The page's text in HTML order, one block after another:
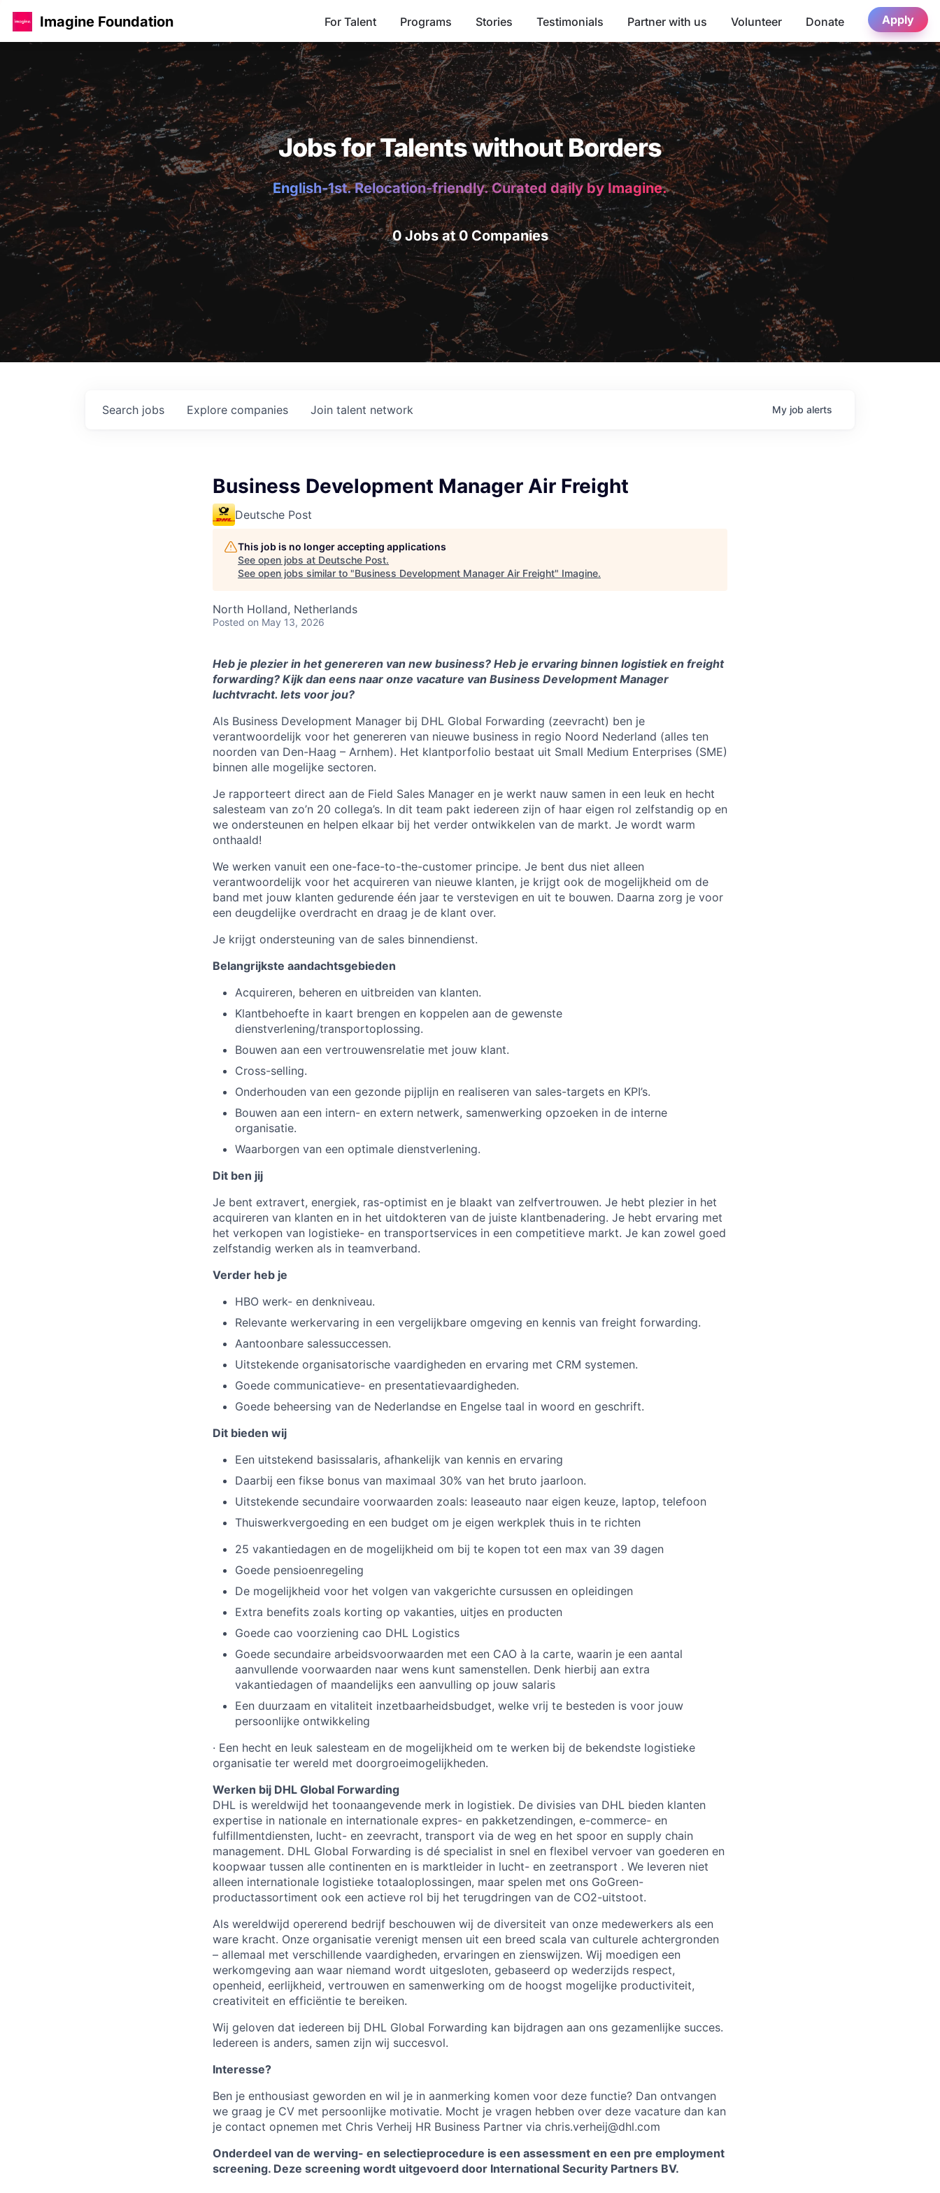
Imagine Foundation For Talent Programs Stories Testimonials Partner with us Volunteer Donate Apply
Jobs for Talents without Borders
English-1st. Relocation-friendly. Curated daily by Imagine.
0 Jobs at 0 Companies
Search jobs Explore companies Join talent network My job alerts
Business Development Manager Air Freight
Deutsche Post
This job is no longer accepting applications
See open jobs at Deutsche Post.
See open jobs similar to "Business Development Manager Air Freight" Imagine.
North Holland, Netherlands
Posted on May 13, 2026
Heb je plezier in het genereren van new business? Heb je ervaring binnen logistiek en freight
forwarding? Kijk dan eens naar onze vacature van Business Development Manager
luchtvracht. Iets voor jou?
Als Business Development Manager bij DHL Global Forwarding (zeevracht) ben je
verantwoordelijk voor het genereren van nieuwe business in regio Noord Nederland (alles ten
noorden van Den-Haag – Arnhem). Het klantporfolio bestaat uit Small Medium Enterprises (SME)
binnen alle mogelijke sectoren.
Je rapporteert direct aan de Field Sales Manager en je werkt nauw samen in een leuk en hecht
salesteam van zo’n 20 collega’s. In dit team pakt iedereen zijn of haar eigen rol zelfstandig op en
we ondersteunen en helpen elkaar bij het verder ontwikkelen van de markt. Je wordt warm
onthaald!
We werken vanuit een one-face-to-the-customer principe. Je bent dus niet alleen
verantwoordelijk voor het acquireren van nieuwe klanten, je krijgt ook de mogelijkheid om de
band met jouw klanten gedurende één jaar te verstevigen en uit te bouwen. Daarna zorg je voor
een deugdelijke overdracht en draag je de klant over.
Je krijgt ondersteuning van de sales binnendienst.
Belangrijkste aandachtsgebieden
Acquireren, beheren en uitbreiden van klanten.
Klantbehoefte in kaart brengen en koppelen aan de gewenste
dienstverlening/transportoplossing.
Bouwen aan een vertrouwensrelatie met jouw klant.
Cross-selling.
Onderhouden van een gezonde pijplijn en realiseren van sales-targets en KPI’s.
Bouwen aan een intern- en extern netwerk, samenwerking opzoeken in de interne
organisatie.
Waarborgen van een optimale dienstverlening.
Dit ben jij
Je bent extravert, energiek, ras-optimist en je blaakt van zelfvertrouwen. Je hebt plezier in het
acquireren van klanten en in het uitdokteren van de juiste klantbenadering. Je hebt ervaring met
het verkopen van logistieke- en transportservices in een competitieve markt. Je kan zowel goed
zelfstandig werken als in teamverband.
Verder heb je
HBO werk- en denkniveau.
Relevante werkervaring in een vergelijkbare omgeving en kennis van freight forwarding.
Aantoonbare salessuccessen.
Uitstekende organisatorische vaardigheden en ervaring met CRM systemen.
Goede communicatieve- en presentatievaardigheden.
Goede beheersing van de Nederlandse en Engelse taal in woord en geschrift.
Dit bieden wij
Een uitstekend basissalaris, afhankelijk van kennis en ervaring
Daarbij een fikse bonus van maximaal 30% van het bruto jaarloon.
Uitstekende secundaire voorwaarden zoals: leaseauto naar eigen keuze, laptop, telefoon
Thuiswerkvergoeding en een budget om je eigen werkplek thuis in te richten
25 vakantiedagen en de mogelijkheid om bij te kopen tot een max van 39 dagen
Goede pensioenregeling
De mogelijkheid voor het volgen van vakgerichte cursussen en opleidingen
Extra benefits zoals korting op vakanties, uitjes en producten
Goede cao voorziening cao DHL Logistics
Goede secundaire arbeidsvoorwaarden met een CAO à la carte, waarin je een aantal
aanvullende voorwaarden naar wens kunt samenstellen. Denk hierbij aan extra
vakantiedagen of maandelijks een aanvulling op jouw salaris
Een duurzaam en vitaliteit inzetbaarheidsbudget, welke vrij te besteden is voor jouw
persoonlijke ontwikkeling
· Een hecht en leuk salesteam en de mogelijkheid om te werken bij de bekendste logistieke
organisatie ter wereld met doorgroeimogelijkheden.
Werken bij DHL Global Forwarding
DHL is wereldwijd het toonaangevende merk in logistiek. De divisies van DHL bieden klanten
expertise in nationale en internationale expres- en pakketzendingen, e-commerce- en
fulfillmentdiensten, lucht- en zeevracht, transport via de weg en het spoor en supply chain
management. DHL Global Forwarding is dé specialist in snel en flexibel vervoer van goederen en
koopwaar tussen alle continenten en is marktleider in lucht- en zeetransport . We leveren niet
alleen internationale logistieke totaaloplossingen, maar spelen met ons GoGreen-
productassortiment ook een actieve rol bij het terugdringen van de CO2-uitstoot.
Als wereldwijd opererend bedrijf beschouwen wij de diversiteit van onze medewerkers als een
ware kracht. Onze organisatie verenigt mensen uit een breed scala van culturele achtergronden
– allemaal met verschillende vaardigheden, ervaringen en zienswijzen. Wij moedigen een
werkomgeving aan waar niemand wordt uitgesloten, gebaseerd op wederzijds respect,
openheid, eerlijkheid, vertrouwen en samenwerking om de hoogst mogelijke productiviteit,
creativiteit en efficiëntie te bereiken.
Wij geloven dat iedereen bij DHL Global Forwarding kan bijdragen aan ons gezamenlijke succes.
Iedereen is anders, samen zijn wij succesvol.
Interesse?
Ben je enthousiast geworden en wil je in aanmerking komen voor deze functie? Dan ontvangen
we graag je CV met persoonlijke motivatie. Mocht je vragen hebben over deze vacature dan kan
je contact opnemen met Chris Verheij HR Business Partner via chris.verheij@dhl.com
Onderdeel van de werving- en selectieprocedure is een assessment en een pre employment
screening. Deze screening wordt uitgevoerd door International Security Partners BV.